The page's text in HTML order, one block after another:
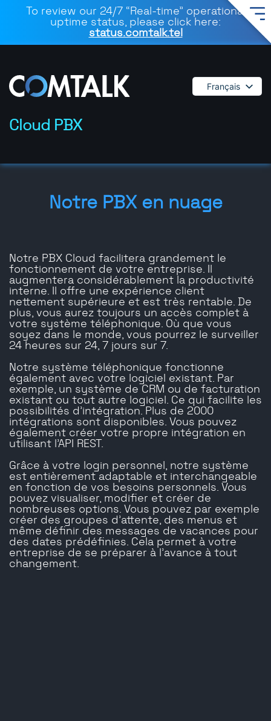
To review our 24/7 “Real-time” operational
uptime status, please click here:
status.comtalk.tel
Français
Română
Cloud PBX
Notre PBX en nuage
Notre PBX Cloud facilitera grandement le
fonctionnement de votre entreprise. Il
augmentera considérablement la productivité
interne. Il offre une expérience client
nettement supérieure et est très rentable. De
plus, vous aurez toujours un accès complet à
votre système téléphonique. Où que vous
soyez dans le monde, vous pourrez le surveiller
24 heures sur 24, 7 jours sur 7.
Notre système téléphonique fonctionne
également avec votre logiciel existant. Par
exemple, un système de CRM ou de facturation
existant ou tout autre logiciel. Ce qui facilite les
possibilités d'intégration. Plus de 2000
intégrations sont disponibles. Vous pouvez
également créer votre propre intégration en
utilisant l'API REST.
Grâce à votre login personnel, notre système
est entièrement adaptable et interchangeable
en fonction de vos besoins personnels. Vous
pouvez visualiser, modifier et créer de
nombreuses options. Vous pouvez par exemple
créer des groupes d'attente, des menus et
même définir des messages de vacances pour
des dates prédéfinies. Cela permet à votre
entreprise de se préparer à l'avance à tout
changement.